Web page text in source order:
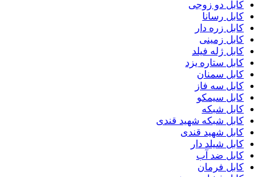
کابل دو زوجی
کابل رسانا
کابل زره دار
کابل زمینی
کابل ژله فیلد
کابل ستاره یزد
کابل سمنان
کابل سه فاز
کابل سیمکو
کابل شبکه
کابل شبکه شهید قندی
کابل شهید قندی
کابل شیلد دار
کابل ضد آب
کابل فرمان